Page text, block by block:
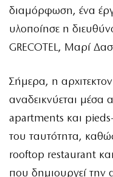
διαμόρφωση, ένα
υλοποίησε η
GRECOTEL, Μαρί
Σήμερα, η
αναδεικνύεται μέσα
apartments και
του ταυτότητα,
rooftop restaurant
που δημιουργεί την